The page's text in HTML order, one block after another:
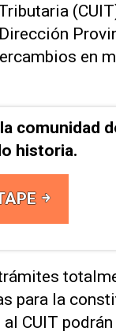
en
comunidad
historia.
para la
CUIT podrán